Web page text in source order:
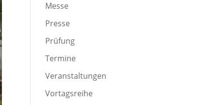
Messe
Presse
Prüfung
Termine
Veranstaltungen
Vortagsreihe